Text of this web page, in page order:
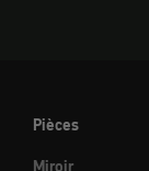
Pièces
Miroir